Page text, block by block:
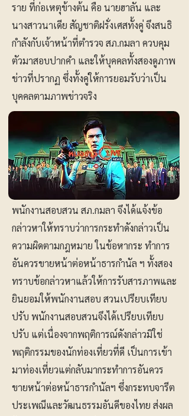
ราย ที่ก่อเหตุข้างต้น คือ นายฮาลัน และ
นางสาวนาเดีย สัญชาติฝรั่งเศสทั้งคู่ จึงสนธิ
กำลังกับเจ้าหน้าที่ตำรวจ สภ.กมลา ควบคุม
ตัวมาสอบปากคำ และให้บุคคลทั้งสองดูภาพ
ข่าวที่ปรากฏ ซึ่งทั้งคู่ให้การยอมรับว่าเป็น
บุคคลตามภาพข่าวจริง
พนักงานสอบสวน สภ.กมลา จึงได้แจ้งข้อ
กล่าวหาให้ทราบว่าการกระทำดังกล่าวเป็น
ความผิดตามกฎหมาย ในข้อหากระ ทำการ
อันควรขายหน้าต่อหน้าธารกำนัล ฯ ทั้งสอง
ทราบข้อกล่าวหาแล้วให้การรับสารภาพและ
ยินยอมให้พนักงานสอบ สวนเปรียบเทียบ
ปรับ พนักงานสอบสวนจึงได้เปรียบเทียบ
ปรับ แต่เนื่องจากพฤติการณ์ดังกล่าวมิใช่
พฤติกรรมของนักท่องเที่ยวที่ดี เป็นการเข้า
มาท่องเที่ยวแต่กลับมากระทำการอันควร
ขายหน้าต่อหน้าธารกำนัลฯ ซึ่งกระทบจารีต
ประเพณีและวัฒนธรรมอันดีของไทย ส่งผล